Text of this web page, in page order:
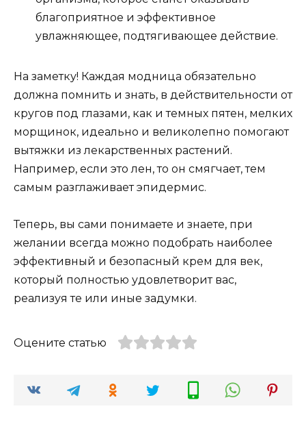
благоприятное и эффективное
увлажняющее, подтягивающее действие.
На заметку! Каждая модница обязательно
должна помнить и знать, в действительности от
кругов под глазами, как и темных пятен, мелких
морщинок, идеально и великолепно помогают
вытяжки из лекарственных растений.
Например, если это лен, то он смягчает, тем
самым разглаживает эпидермис.
Теперь, вы сами понимаете и знаете, при
желании всегда можно подобрать наиболее
эффективный и безопасный крем для век,
который полностью удовлетворит вас,
реализуя те или иные задумки.
Оцените статью